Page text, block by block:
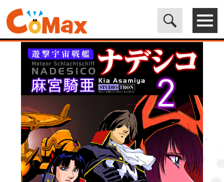
電子書籍マンガ CoMax(コマックス)公式サイト - 株式会社ICE>
LEGEND> 遊撃宇宙戦艦ナデシコ (2)